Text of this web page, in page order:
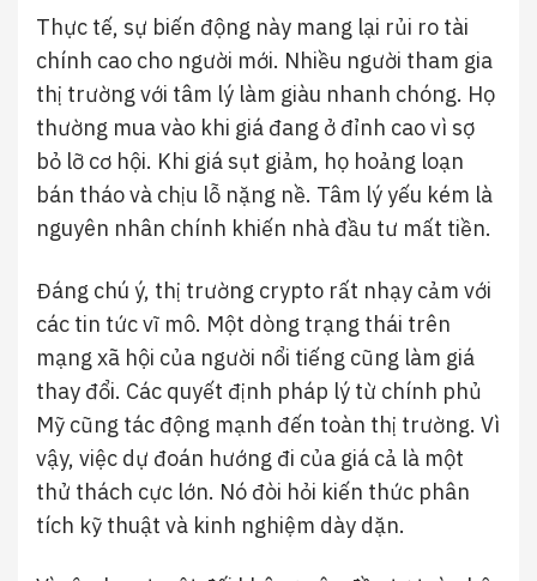
Thực tế, sự biến động này mang lại rủi ro tài
chính cao cho người mới. Nhiều người tham gia
thị trường với tâm lý làm giàu nhanh chóng. Họ
thường mua vào khi giá đang ở đỉnh cao vì sợ
bỏ lỡ cơ hội. Khi giá sụt giảm, họ hoảng loạn
bán tháo và chịu lỗ nặng nề. Tâm lý yếu kém là
nguyên nhân chính khiến nhà đầu tư mất tiền.
Đáng chú ý, thị trường crypto rất nhạy cảm với
các tin tức vĩ mô. Một dòng trạng thái trên
mạng xã hội của người nổi tiếng cũng làm giá
thay đổi. Các quyết định pháp lý từ chính phủ
Mỹ cũng tác động mạnh đến toàn thị trường. Vì
vậy, việc dự đoán hướng đi của giá cả là một
thử thách cực lớn. Nó đòi hỏi kiến thức phân
tích kỹ thuật và kinh nghiệm dày dặn.